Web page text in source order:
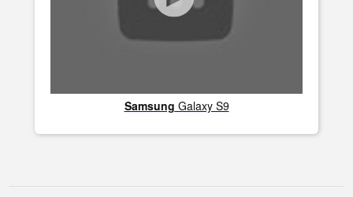
Samsung Galaxy S9